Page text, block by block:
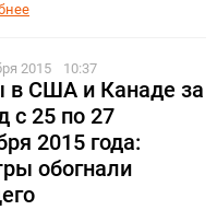
2015 10:37
в США и Канаде за
с 25 по 27
2015 года:
обогнали